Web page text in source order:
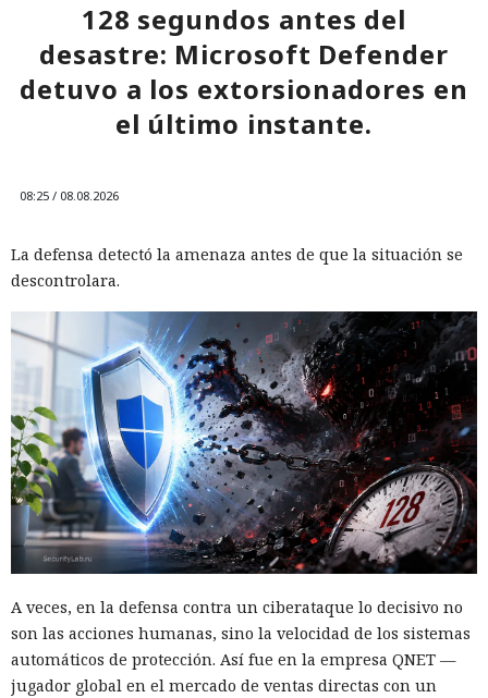
128 segundos antes del
desastre: Microsoft Defender
detuvo a los extorsionadores en
el último instante.
08:25 / 08.08.2026
La defensa detectó la amenaza antes de que la situación se
descontrolara.
A veces, en la defensa contra un ciberataque lo decisivo no
son las acciones humanas, sino la velocidad de los sistemas
automáticos de protección. Así fue en la empresa QNET —
jugador global en el mercado de ventas directas con un